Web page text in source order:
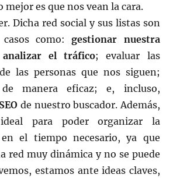
mejor es que nos vean la cara.
Dicha red social y sus listas son
casos como:gestionar nuestra
analizar el tráfico; evaluar las
las personas que nos siguen;
manera eficaz; e, incluso,
de nuestro buscador. Además,
para poder organizar la
el tiempo necesario, ya que
red muy dinámica y no se puede
estamos ante ideas claves,